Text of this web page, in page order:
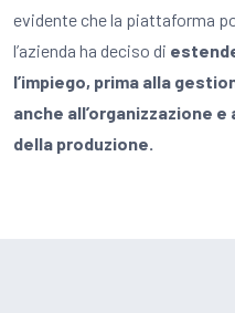
evidente che la piattaforma
l’azienda ha deciso di
l’impiego, prima alla
anche all’organizzazione
della produzione.